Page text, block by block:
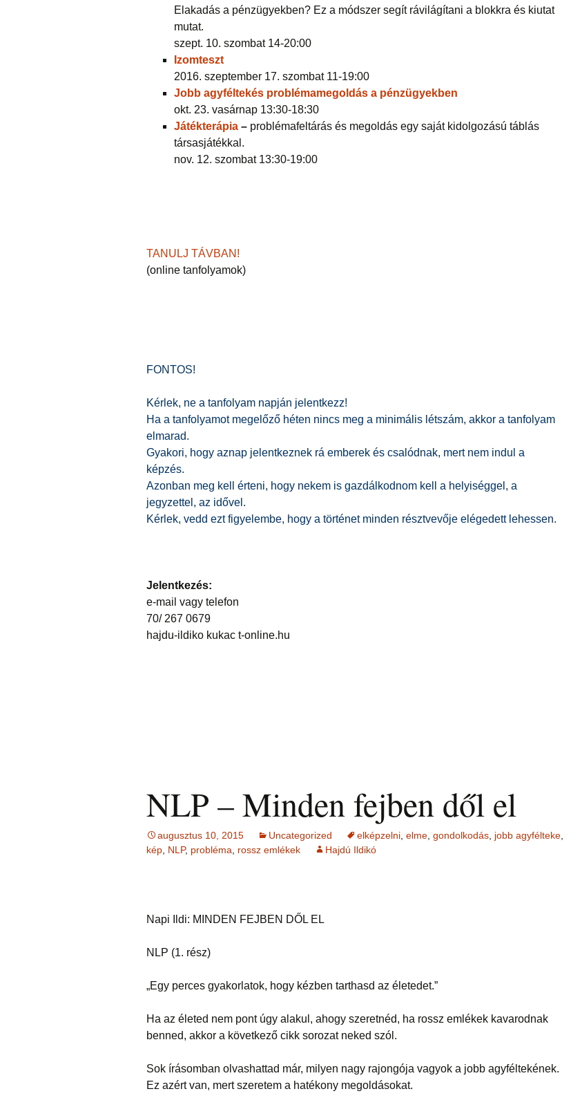
Elakadás a pénzügyekben? Ez a módszer segít rávilágítani a blokkra és kiutat
mutat.
szept. 10. szombat 14-20:00
Izomteszt
2016. szeptember 17. szombat 11-19:00
Jobb agyféltekés problémamegoldás a pénzügyekben
okt. 23. vasárnap 13:30-18:30
Játékterápia – problémafeltárás és megoldás egy saját kidolgozású táblás
társasjátékkal.
nov. 12. szombat 13:30-19:00
TANULJ TÁVBAN!
(online tanfolyamok)
FONTOS!
Kérlek, ne a tanfolyam napján jelentkezz!
Ha a tanfolyamot megelőző héten nincs meg a minimális létszám, akkor a tanfolyam
elmarad.
Gyakori, hogy aznap jelentkeznek rá emberek és csalódnak, mert nem indul a
képzés.
Azonban meg kell érteni, hogy nekem is gazdálkodnom kell a helyiséggel, a
jegyzettel, az idővel.
Kérlek, vedd ezt figyelembe, hogy a történet minden résztvevője elégedett lehessen.
Jelentkezés:
e-mail vagy telefon
70/ 267 0679
hajdu-ildiko kukac t-online.hu
NLP – Minden fejben dől el
augusztus 10, 2015 Uncategorized elképzelni elme gondolkodás jobb agyfélteke
kép NLP, probléma rossz emlékek Hajdú Ildikó
Napi Ildi: MINDEN FEJBEN DŐL EL
NLP (1. rész)
„Egy perces gyakorlatok, hogy kézben tarthasd az életedet.”
Ha az életed nem pont úgy alakul, ahogy szeretnéd, ha rossz emlékek kavarodnak
benned, akkor a következő cikk sorozat neked szól.
Sok írásomban olvashattad már, milyen nagy rajongója vagyok a jobb agyféltekének.
Ez azért van, mert szeretem a hatékony megoldásokat.